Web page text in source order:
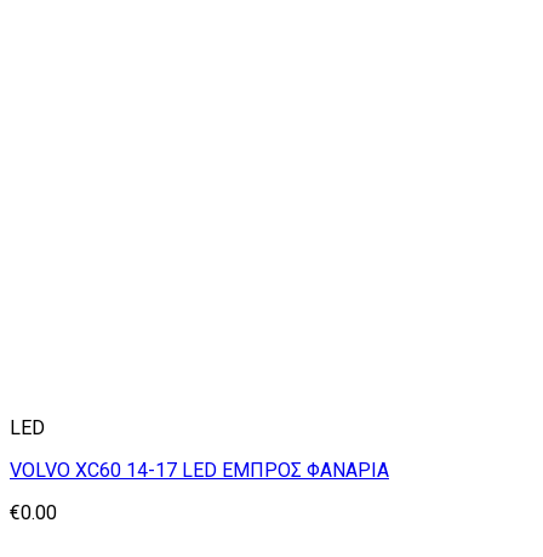
LED
VOLVO XC60 14-17 LED ΕΜΠΡΟΣ ΦΑΝΑΡΙΑ
€0.00